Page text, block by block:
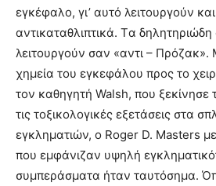
εγκέφαλο, γι’ αυτό λειτουργούν
αντικαταθλιπτικά. Tα
λειτουργούν σαν «αντι – Πρόζακ».
χημεία του εγκεφάλου προς το
τον καθηγητή Walsh, που ξεκίνησε
τις τοξικολογικές εξετάσεις στα
εγκληματιών, ο Roger D. Masters
που εμφάνιζαν υψηλή
συμπεράσματα ήταν ταυτόσημα.